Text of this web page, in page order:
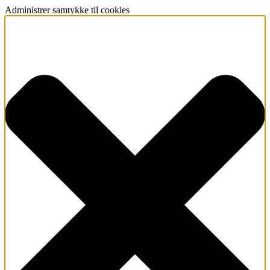
Administrer samtykke til cookies